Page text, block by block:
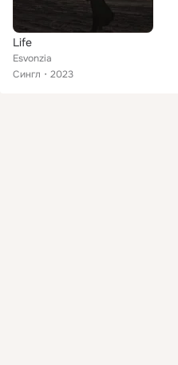
Life
Esvonzia
Сингл
2023